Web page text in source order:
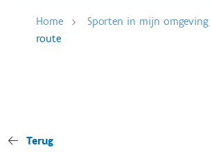
Home Sporten in mijn omgeving
route
Terug